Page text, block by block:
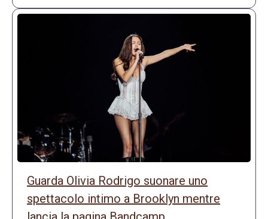
Guarda Olivia Rodrigo suonare uno
spettacolo intimo a Brooklyn mentre